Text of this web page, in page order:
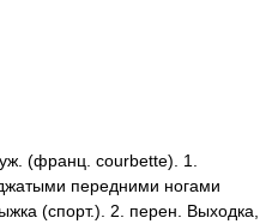
(франц. courbette). 1.
передними ногами
(спорт.). 2. перен. Выходка,